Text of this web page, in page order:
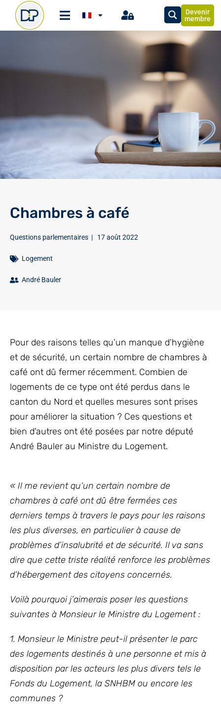
Devenir
membre
Chambres à café
Questions parlementaires | 17 août 2022
Logement
André Bauler
Pour des raisons telles qu’un manque d'hygiène
et de sécurité, un certain nombre de chambres à
café ont dû fermer récemment. Combien de
logements de ce type ont été perdus dans le
canton du Nord et quelles mesures sont prises
pour améliorer la situation ? Ces questions et
bien d'autres ont été posées par notre député
André Bauler au Ministre du Logement.
« Il me revient qu‘un certain nombre de
chambres à café ont dû être fermées ces
derniers temps à travers le pays pour les raisons
les plus diverses, en particulier à cause de
problèmes d’insalubrité et de sécurité. Il va sans
dire que cette triste réalité renforce les problèmes
d’hébergement des citoyens concernés.
Voilà pourquoi j’aimerais poser les questions
suivantes à Monsieur le Ministre du Logement :
1. Monsieur le Ministre peut-il présenter le parc
des logements destinés à une personne et mis à
disposition par les acteurs les plus divers tels le
Fonds du Logement, la SNHBM ou encore les
communes ?